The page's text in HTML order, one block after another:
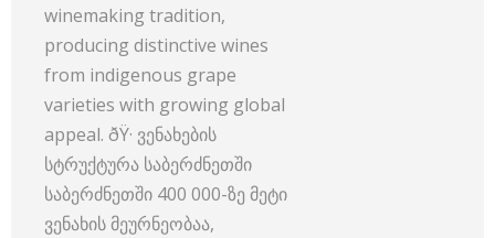
winemaking tradition,
producing distinctive wines
from indigenous grape
varieties with growing global
appeal. ðŸ· ვენახების
სტრუქტურა საბერძნეთში
საბერძნეთში 400 000-ზე მეტი
ვენახის მეურნეობაა,